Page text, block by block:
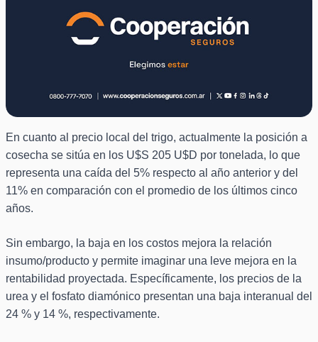
En cuanto al precio local del trigo, actualmente la posición a
cosecha se sitúa en los U$S 205 U$D por tonelada, lo que
representa una caída del 5% respecto al año anterior y del
11% en comparación con el promedio de los últimos cinco
años.
Sin embargo, la baja en los costos mejora la relación
insumo/producto y permite imaginar una leve mejora en la
rentabilidad proyectada. Específicamente, los precios de la
urea y el fosfato diamónico presentan una baja interanual del
24 % y 14 %, respectivamente.